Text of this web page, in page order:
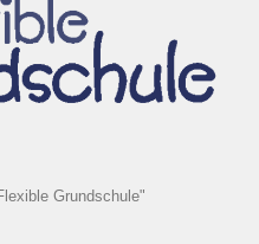
Grundschule"